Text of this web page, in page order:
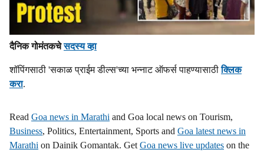
दैनिक गोमंतकचेसदस्य व्हा
शॉपिंगसाठी 'सकाळ प्राईम डील्स'च्या भन्नाट ऑफर्स पाहण्यासाठीक्लिक
करा.
Read Goa news in Marathi and Goa local news on Tourism,
Business, Politics, Entertainment, Sports and Goa latest news in
Marathi on Dainik Gomantak. Get Goa news live updates on the